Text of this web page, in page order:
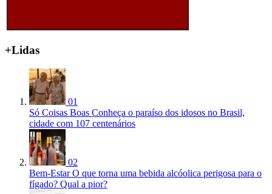
+Lidas
01
Só Coisas Boas Conheça o paraíso dos idosos no Brasil,
cidade com 107 centenários
02
Bem-Estar O que torna uma bebida alcóolica perigosa para o
fígado? Qual a pior?